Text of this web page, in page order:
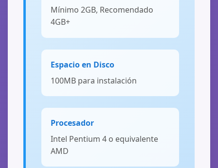
Mínimo 2GB, Recomendado
4GB+
Espacio en Disco
100MB para instalación
Procesador
Intel Pentium 4 o equivalente
AMD